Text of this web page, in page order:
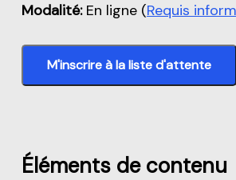
Modalité:En ligne (Requis
M'inscrire à la liste d'attente
Éléments de contenu